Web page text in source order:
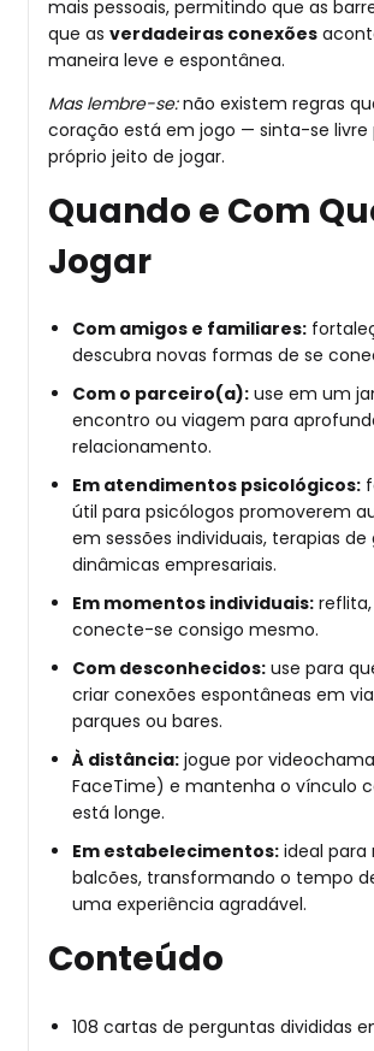
mais pessoais, permitindo que as
que as verdadeiras conexões
maneira leve e espontânea.
Mas lembre-se:não existem regras
coração está em jogo — sinta-se livre
próprio jeito de jogar.
Quando e Com
Jogar
Com amigos e familiares:
descubra novas formas de se
Com o parceiro(a): use em um
encontro ou viagem para
relacionamento.
Em atendimentos psicológicos:
útil para psicólogos promoverem
em sessões individuais, terapias de
dinâmicas empresariais.
Em momentos individuais:
conecte-se consigo mesmo.
Com desconhecidos: use para
criar conexões espontâneas em
parques ou bares.
À distância: jogue por
FaceTime) e mantenha o vínculo
está longe.
Em estabelecimentos: ideal para
balcões, transformando o tempo
uma experiência agradável.
Conteúdo
108 cartas de perguntas divididas